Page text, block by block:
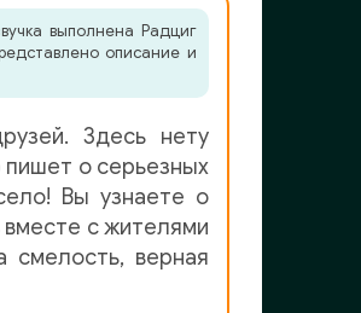
выполнена Радциг
описание и
Здесь нету
пишет о серьезных
Вы узнаете о
с жителями
смелость, верная